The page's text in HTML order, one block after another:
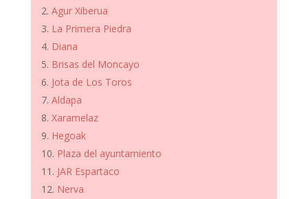
Agur Xiberua
La Primera Piedra
Diana
Brisas del Moncayo
Jota de Los Toros
Aldapa
Xaramelaz
Hegoak
Plaza del ayuntamiento
JAR Espartaco
Nerva